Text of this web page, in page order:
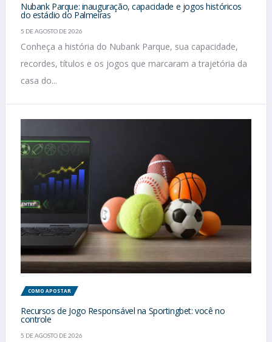
Nubank Parque: inauguração, capacidade e jogos históricos
do estádio do Palmeiras
5 DE AGOSTO DE 2026
Conheça a história do Nubank Parque, sua capacidade,
recordes, títulos e os jogos que marcaram a trajetória da
casa do...
COMO APOSTAR
Recursos de Jogo Responsável na Sportingbet: você no
controle
5 DE AGOSTO DE 2026